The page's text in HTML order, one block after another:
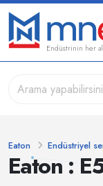
Endüstrinin her
Eaton :
Eaton Endüstriyel